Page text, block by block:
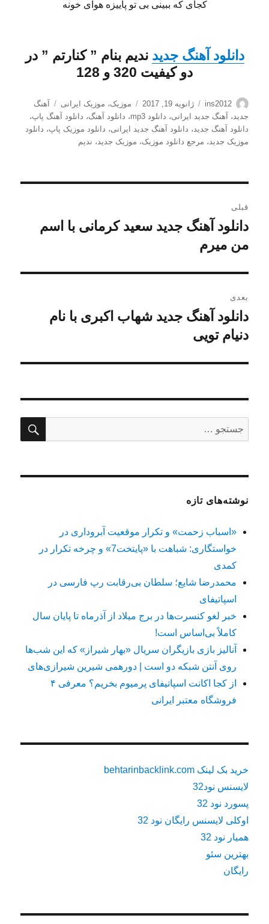
کجای که ببینی بی تو پاییزه هوای خونه
دانلود آهنگ جدید ندیم بنام ”کنارتم ” در
دو کیفیت 320 و 128
نویسنده
ins2012
ارسال
شده
در
ژانویه 19, 2017 دسته‌ها
موزیک، موزیک ایرانی برچسب‌ها
آهنگ
جدید، آهنگ جدید ایرانی، دانلود mp3 ، دانلود آهنگ، دانلود آهنگ پاپ،
دانلود آهنگ جدید، دانلود آهنگ جدید ایرانی، دانلود موزیک پاپ، دانلود
موزیک جدید، مرجع دانلود موزیک، موزیک جدید، ندیم
نوشته
قبلی
نوشته
قبلی:
دانلود آهنگ جدید سعید کرمانی با اسم
من میرم
بعدی
نوشته
بعدی:
دانلود آهنگ جدید شهاب اکبری با نام
دنیام تویی
برای:
نوشته‌های تازه
«اسباب زحمت» و تکرار موقعیت آبروداری در
خواستگاری: شباهت با «پایتخت7» و چرخه تکرار در
کمدی
محمدرضا شایع؛ سلطان بی‌رقابت رپ فارسی در
اسپاتیفای
خبر لغو کنسرت‌ها در برج میلاد از آذرماه تا پایان سال
کاملاً بی‌اساس است!
آنالیز بازی بازیگران سریال «بهار شیراز» که این شب‌ها
روی آنتن شبکه دو است | دورهمی شیرین شیرازی‌های
از کجا اکانت اسپاتیفای پرمیوم بخریم؟ معرفی ۴
فروشگاه معتبر ایرانی
خرید بک لینک behtarinbacklink.com
لایسنس نود32
پسورد نود 32
اوکلی لایسنس رایگان نود 32
همیار نود 32
بهترین سئو
رایگان